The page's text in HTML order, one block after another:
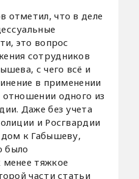
отметил, что в деле
это вопрос
сотрудников
с чего всё и
в применении
одного из
Даже без учета
и Росгвардии
к Габышеву,
было
тяжкое
части статьи